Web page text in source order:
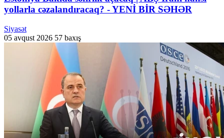
yollarla cəzalandıracaq? - YENİ BİR SƏHƏR
Siyasət
05 avqust 2026 57 baxış